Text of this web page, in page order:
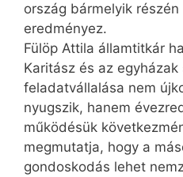
ország bármelyik
eredményez.
Fülöp Attila államtitkár
Karitász és az egyházak
feladatvállalása nem
nyugszik, hanem
működésük
megmutatja, hogy a
gondoskodás lehet